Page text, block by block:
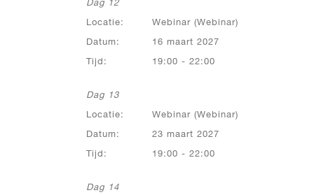
Dag 12
Locatie: Webinar (Webinar)
Datum: 16 maart 2027
Tijd: 19:00 - 22:00
Dag 13
Locatie: Webinar (Webinar)
Datum: 23 maart 2027
Tijd: 19:00 - 22:00
Dag 14